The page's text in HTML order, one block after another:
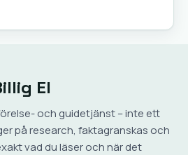
El
och guidetjänst – inte ett
på research, faktagranskas och
vad du läser och när det